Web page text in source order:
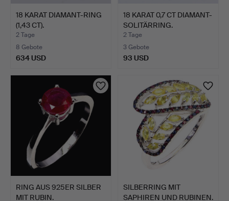
18 KARAT DIAMANT-RING
(1,43 CT).
2 Tage
8 Gebote
634 USD
18 KARAT 0,7 CT DIAMANT-
SOLITÄRRING.
2 Tage
3 Gebote
93 USD
RING AUS 925ER SILBER
MIT RUBIN.
SILBERRING MIT
SAPHIREN UND RUBINEN.